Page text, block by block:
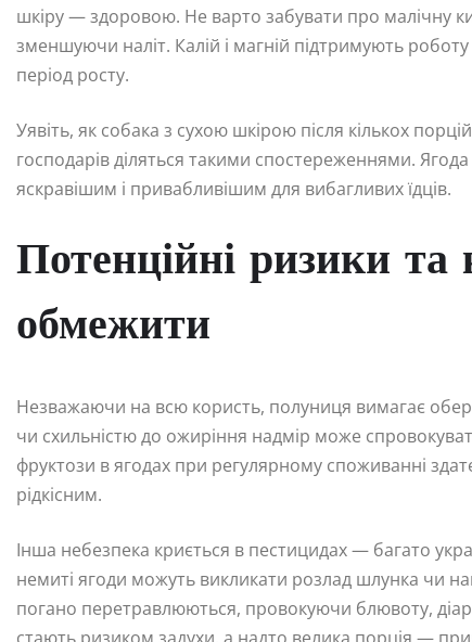
шкіру — здоровою. Не варто забувати про малічну
зменшуючи наліт. Калій і магній підтримують
період росту.
Уявіть, як собака з сухою шкірою після кількох
господарів діляться такими спостереженнями.
яскравішим і привабливішим для вибагливих їдців.
Потенційні ризики
обмежити
Незважаючи на всю користь, полуниця вимагає
чи схильністю до ожиріння надмір може
фруктози в ягодах при регулярному споживанні
рідкісним.
Інша небезпека криється в пестицидах — багато
немиті ягоди можуть викликати розлад шлунка чи
погано перетравлюються, провокуючи блювоту,
стають ризиком задухи, а надто велика порція —